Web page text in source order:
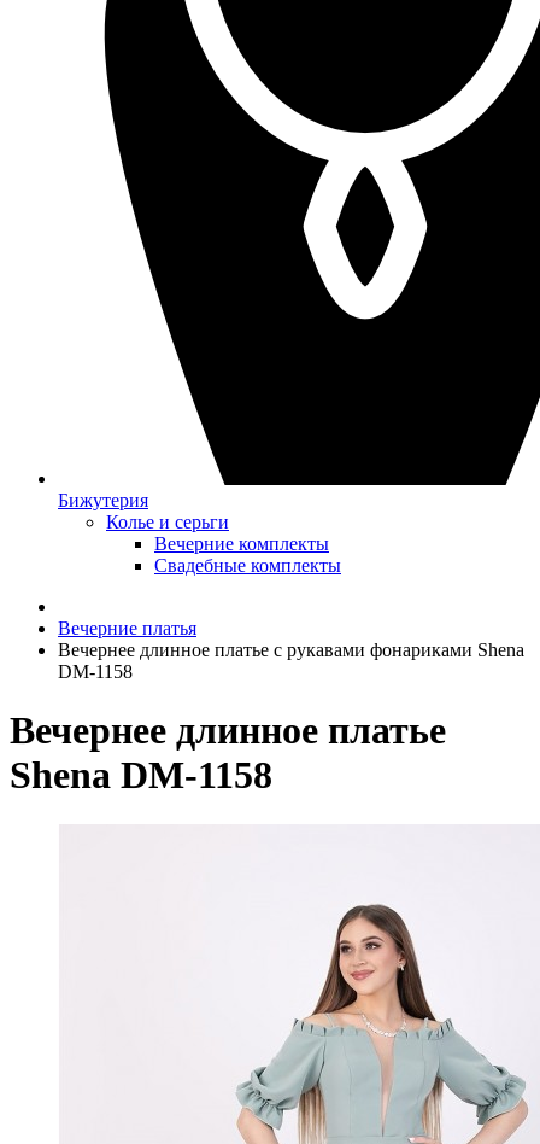
Бижутерия
Колье и серьги
Вечерние комплекты
Свадебные комплекты
Вечерние платья
Вечернее длинное платье с рукавами фонариками Shena
DM-1158
Вечернее длинное платье
Shena DM-1158